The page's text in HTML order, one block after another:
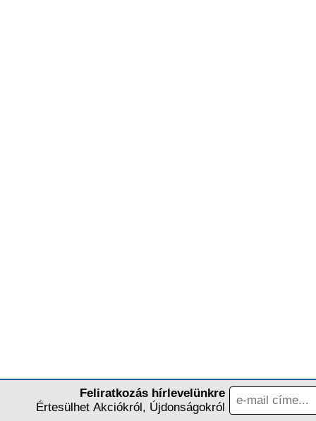
Feliratkozás hírlevelünkre
Értesülhet Akciókról, Újdonságokról